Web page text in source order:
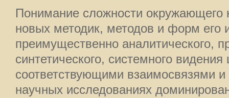
Понимание сложности окружающего
новых методик, методов и форм его
преимущественно аналитического,
синтетического, системного
соответствующими взаимосвязями
научных исследованиях